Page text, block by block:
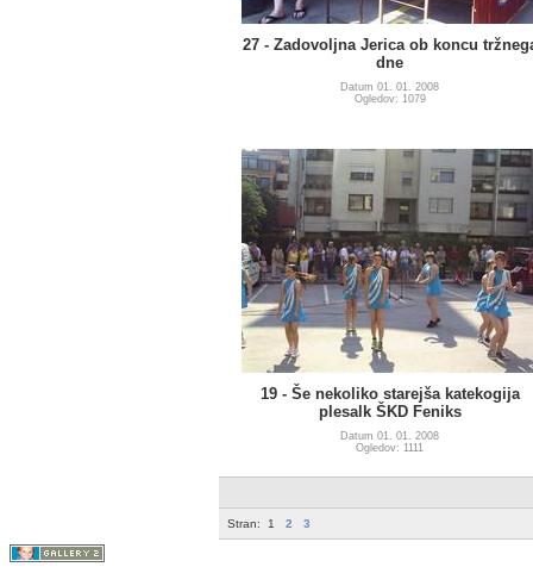
27 - Zadovoljna Jerica ob koncu
dne
Datum 01. 01. 2008
Ogledov: 1079
19 - Še nekoliko starejša katekogija
plesalk ŠKD Feniks
Datum 01. 01. 2008
Ogledov: 1111
Stran: 1 2 3